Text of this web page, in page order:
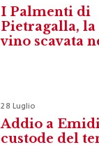
I Palmenti di
Pietragalla,
vino scavata
28 Luglio
Addio a
custode del